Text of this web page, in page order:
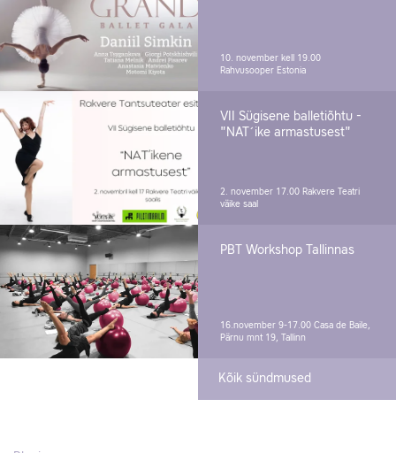
10. november kell 19.00
Rahvusooper Estonia
VII Sügisene balletiõhtu -
"NAT´ike armastusest"
2. november 17.00 Rakvere Teatri
väike saal
PBT Workshop Tallinnas
16.november 9-17.00 Casa de Baile,
Pärnu mnt 19, Tallinn
Kõik sündmused